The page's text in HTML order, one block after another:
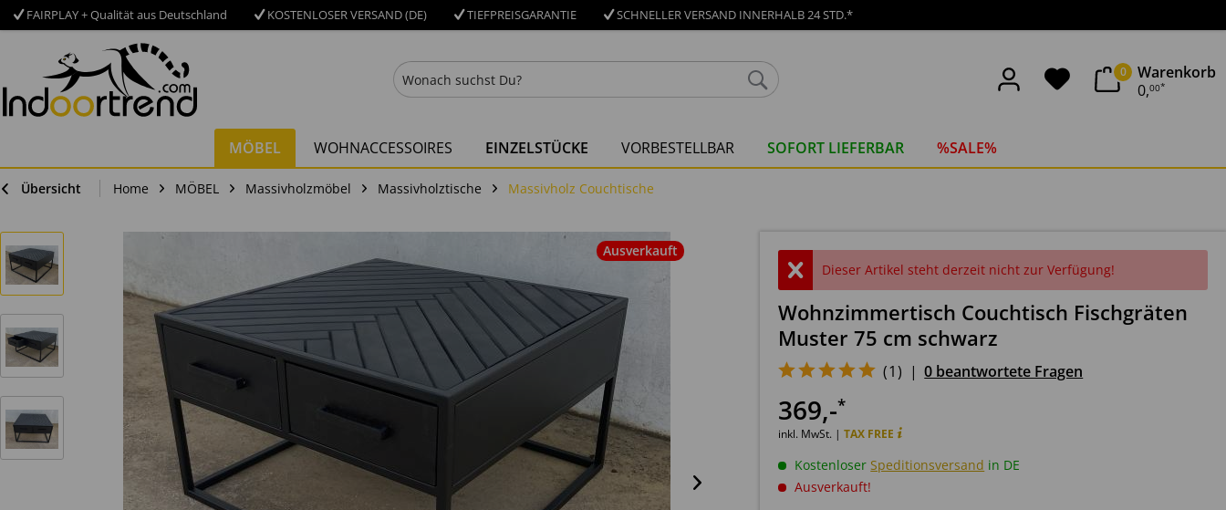
FAIRPLAY + Qualität aus Deutschland KOSTENLOSER VERSAND (DE) TIEFPREISGARANTIE SCHNELLER VERSAND INNERHALB 24 STD.*
0
Warenkorb
0,00*
MÖBEL WOHNACCESSOIRES EINZELSTÜCKE VORBESTELLBAR SOFORT LIEFERBAR %SALE%
Übersicht Home MÖBEL Massivholzmöbel Massivholztische Massivholz Couchtische
Ausverkauft
Dieser Artikel steht derzeit nicht zur Verfügung!
Wohnzimmertisch Couchtisch Fischgräten
Muster 75 cm schwarz
(1) | 0 beantwortete Fragen
369,-*
inkl. MwSt. |TAX FREE
KostenloserSpeditionsversand in DE
Ausverkauft!